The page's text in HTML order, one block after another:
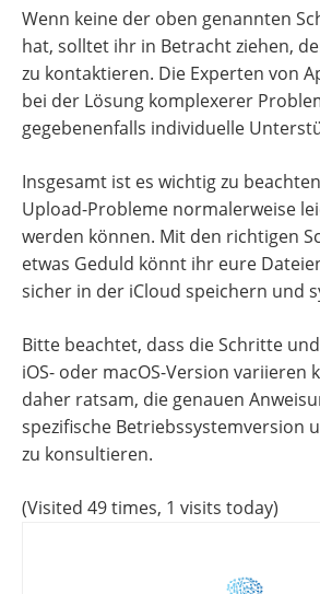
Wenn keine der oben genannten
hat, solltet ihr in Betracht ziehen,
zu kontaktieren. Die Experten von
bei der Lösung komplexerer
gegebenenfalls individuelle
Insgesamt ist es wichtig zu
Upload-Probleme normalerweise
werden können. Mit den richtigen
etwas Geduld könnt ihr eure
sicher in der iCloud speichern und
Bitte beachtet, dass die Schritte
iOS- oder macOS-Version variieren
daher ratsam, die genauen
spezifische Betriebssystemversion
zu konsultieren.
(Visited 49 times, 1 visits today)